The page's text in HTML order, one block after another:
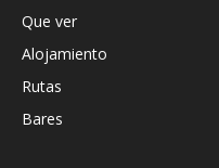
Que ver
Alojamiento
Rutas
Bares